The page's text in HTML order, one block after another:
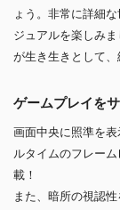
ょう。非常に詳細
ジュアルを楽しみ
が生き生きとして、
ゲームプレイを
画面中央に照準を
ルタイムのフレー
載！
また、暗所の視認